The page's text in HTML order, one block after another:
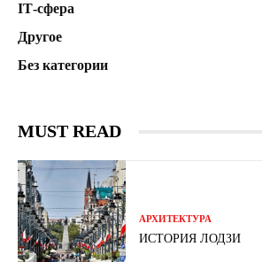
ІТ-сфера
Другое
Без категории
MUST READ
АРХИТЕКТУРА
ИСТОРИЯ ЛОДЗИ